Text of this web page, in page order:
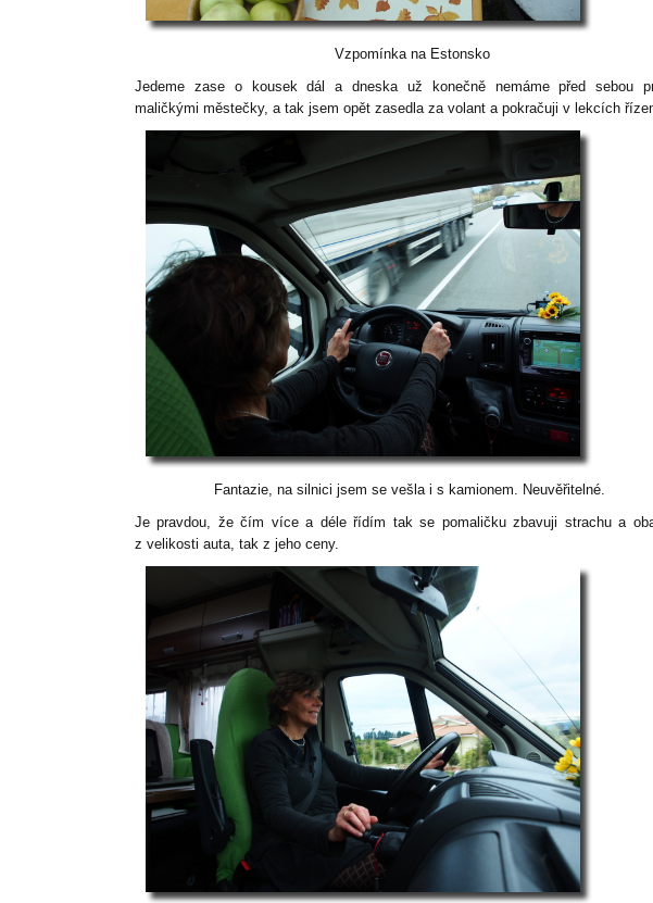
Vzpomínka na Estonsko
Jedeme zase o kousek dál a dneska už konečně nemáme před sebou
maličkými městečky, a tak jsem opět zasedla za volant a pokračuji v lekcích
Fantazie, na silnici jsem se vešla i s kamionem. Neuvěřitelné.
Je pravdou, že čím více a déle řídím tak se pomaličku zbavuji strachu a
z velikosti auta, tak z jeho ceny.